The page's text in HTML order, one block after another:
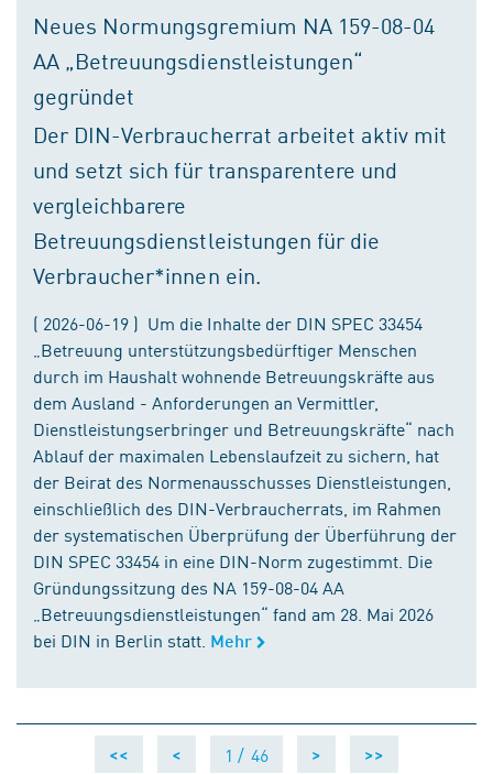
Neues Normungsgremium NA 159-08-04
AA „Betreuungsdienstleistungen“
gegründet
Der DIN-Verbraucherrat arbeitet aktiv mit
und setzt sich für transparentere und
vergleichbarere
Betreuungsdienstleistungen für die
Verbraucher*innen ein.
( 2026-06-19 ) Um die Inhalte der DIN SPEC 33454
„Betreuung unterstützungsbedürftiger Menschen
durch im Haushalt wohnende Betreuungskräfte aus
dem Ausland - Anforderungen an Vermittler,
Dienstleistungserbringer und Betreuungskräfte“ nach
Ablauf der maximalen Lebenslaufzeit zu sichern, hat
der Beirat des Normenausschusses Dienstleistungen,
einschließlich des DIN-Verbraucherrats, im Rahmen
der systematischen Überprüfung der Überführung der
DIN SPEC 33454 in eine DIN-Norm zugestimmt. Die
Gründungssitzung des NA 159-08-04 AA
„Betreuungsdienstleistungen“ fand am 28. Mai 2026
bei DIN in Berlin statt. Mehr
<< < 1 / 46 > >>